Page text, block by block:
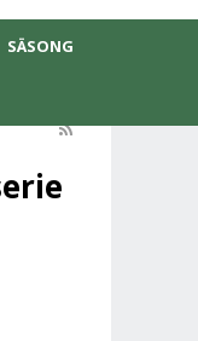
SÄSONG